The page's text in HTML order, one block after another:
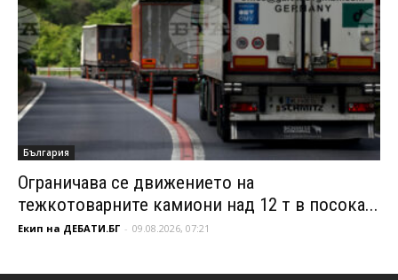
България
Ограничава се движението на
тежкотоварните камиони над 12 т в посока...
Екип на ДЕБАТИ.БГ - 09.08.2026, 07:21